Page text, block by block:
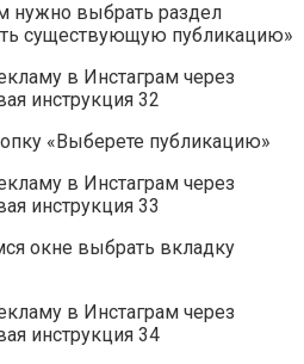
нужно выбрать раздел
существующую публикацию»
«Выберете публикацию»
окне выбрать вкладку